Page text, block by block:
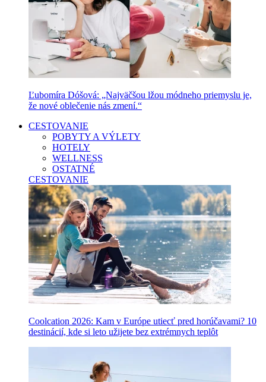
Ľubomíra Dóšová: „Najväčšou lžou módneho priemyslu je,
že nové oblečenie nás zmení.“
CESTOVANIE
POBYTY A VÝLETY
HOTELY
WELLNESS
OSTATNÉ
CESTOVANIE
Coolcation 2026: Kam v Európe utiecť pred horúčavami? 10
destinácií, kde si leto užijete bez extrémnych teplôt